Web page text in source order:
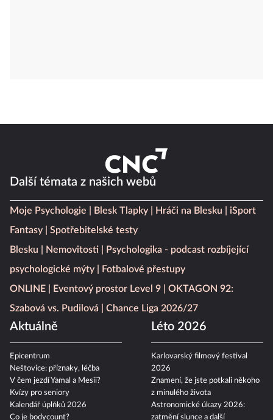
Epicentrum
Neštovice: příznaky, léčba
V čem jezdí Yamal a Mesii?
Kvízy pro seniory
Kalendář úplňků 2026
Karlovarský filmový festival
2026
Znamení, že jste potkali někoho
z minulého života
Astronomické úkazy 2026: